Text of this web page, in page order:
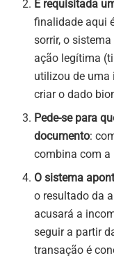
É requisitada
finalidade aqui
sorrir, o
ação legítima
utilizou de uma
criar o dado
Pede-se para
documento:
combina com a
O sistema
o resultado da
acusará a
seguir a partir
transação é